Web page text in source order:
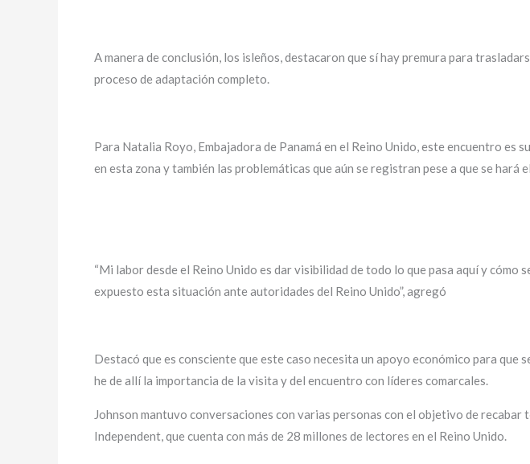
A manera de conclusión, los isleños, destacaron que sí hay premura para
proceso de adaptación completo.
Para Natalia Royo, Embajadora de Panamá en el Reino Unido, este encuentro
en esta zona y también las problemáticas que aún se registran pese a que se hará
“Mi labor desde el Reino Unido es dar visibilidad de todo lo que pasa aquí y
expuesto esta situación ante autoridades del Reino Unido”, agregó
Destacó que es consciente que este caso necesita un apoyo económico para
he de allí la importancia de la visita y del encuentro con líderes comarcales.
Johnson mantuvo conversaciones con varias personas con el objetivo de
Independent, que cuenta con más de 28 millones de lectores en el Reino Unido.